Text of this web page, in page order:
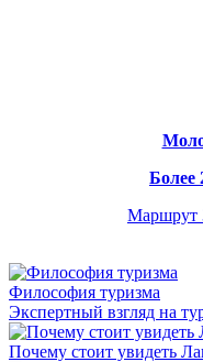
Более
Маршрут
Философия туризма
Экспертный взгляд на
Почему стоит увидеть